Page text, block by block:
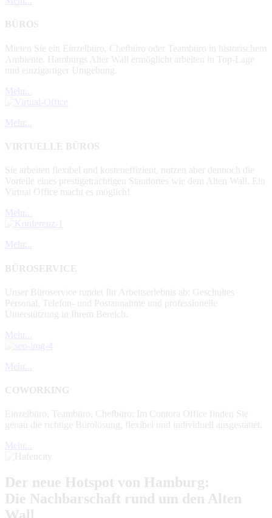
BÜROS
Mieten Sie ein Einzelbüro, Chefbüro oder Teambüro in historischem
Ambiente. Hamburgs Alter Wall ermöglicht arbeiten in Top-Lage
und einzigartiger Umgebung.
Mehr...
Mehr...
VIRTUELLE BÜROS
Sie arbeiten flexibel und kosteneffizient, nutzen aber dennoch die
Vorteile eines prestigeträchtigen Standortes wie dem Alten Wall. Ein
Virtual Office macht es möglich!
Mehr...
Mehr...
BÜROSERVICE
Unser Büroservice rundet Ihr Arbeitserlebnis ab: Geschultes
Personal, Telefon- und Postannahme und professionelle
Unterstützung in Ihrem Bereich.
Mehr...
Mehr...
COWORKING
Einzelbüro, Teambüro, Chefbüro: Im Contora Office finden Sie
genau die richtige Bürolösung, flexibel und individuell ausgestattet.
Mehr...
Der neue Hotspot von Hamburg:
Die Nachbarschaft rund um den Alten